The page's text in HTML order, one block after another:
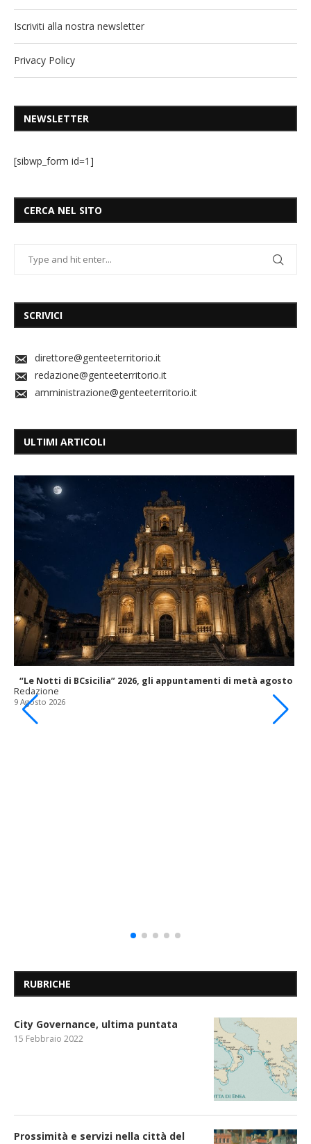
Iscriviti alla nostra newsletter
Privacy Policy
NEWSLETTER
[sibwp_form id=1]
CERCA NEL SITO
SCRIVICI
direttore@genteeterritorio.it
redazione@genteeterritorio.it
amministrazione@genteeterritorio.it
ULTIMI ARTICOLI
“Le Notti di BCsicilia” 2026, gli appuntamenti di metà agosto
Redazione
9 Agosto 2026
RUBRICHE
City Governance, ultima puntata
15 Febbraio 2022
Prossimità e servizi nella città del